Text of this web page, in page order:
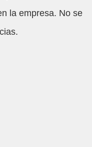
la empresa. No se